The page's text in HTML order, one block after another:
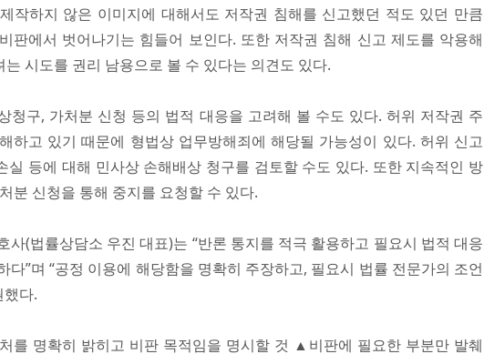
작하지 않은 이미지에 대해서도 저작권 침해를 신고했던 적도 있던 만큼
판에서 벗어나기는 힘들어 보인다. 또한 저작권 침해 신고 제도를 악용해
시도를 권리 남용으로 볼 수 있다는 의견도 있다.
청구, 가처분 신청 등의 법적 대응을 고려해 볼 수도 있다. 허위 저작권 주
하고 있기 때문에 형법상 업무방해죄에 해당될 가능성이 있다. 허위 신고
실 등에 대해 민사상 손해배상 청구를 검토할 수도 있다. 또한 지속적인 방
분 신청을 통해 중지를 요청할 수 있다.
사(법률상담소 우진 대표)는 “반론 통지를 적극 활용하고 필요시 법적 대응
다”며 “공정 이용에 해당함을 명확히 주장하고, 필요시 법률 전문가의 조언
했다.
를 명확히 밝히고 비판 목적임을 명시할 것 ▲비판에 필요한 부분만 발췌